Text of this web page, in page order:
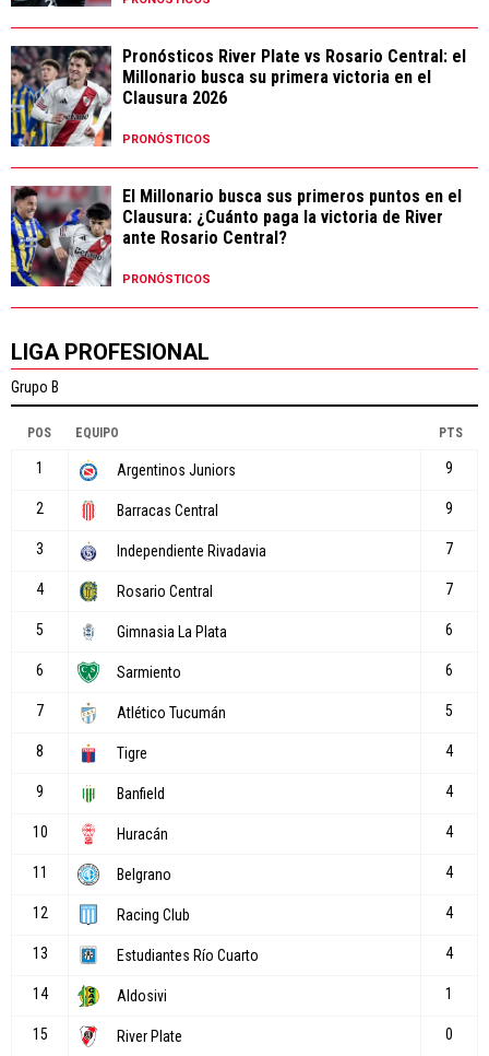
Pronósticos River Plate vs Rosario Central: el
Millonario busca su primera victoria en el
Clausura 2026
PRONÓSTICOS
El Millonario busca sus primeros puntos en el
Clausura: ¿Cuánto paga la victoria de River
ante Rosario Central?
PRONÓSTICOS
LIGA PROFESIONAL